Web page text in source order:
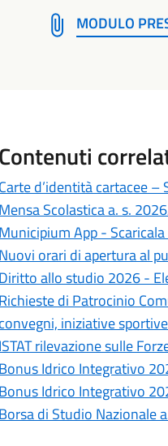
MODULO
Contenuti
Carte d’identità cartacee
Mensa Scolastica a. s.
Municipium App -
Nuovi orari di apertura al
Diritto allo studio 2026 -
Richieste di Patrocinio
convegni, iniziative
ISTAT rilevazione sulle
Bonus Idrico Integrativo
Bonus Idrico Integrativo
Borsa di Studio Nazionale